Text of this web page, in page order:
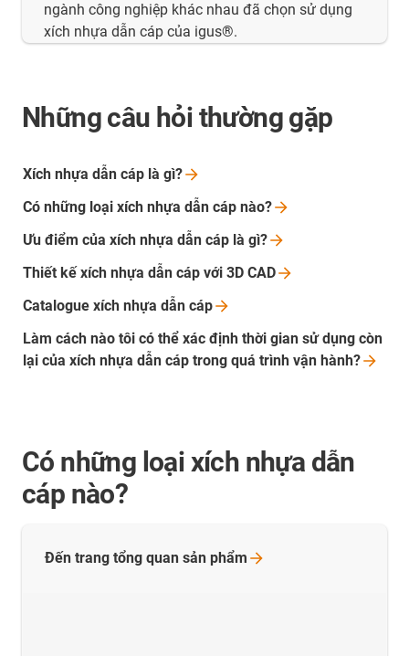
ngành công nghiệp khác nhau đã chọn sử dụng
xích nhựa dẫn cáp của igus®.
Những câu hỏi thường gặp
Xích nhựa dẫn cáp là gì?
Có những loại xích nhựa dẫn cáp nào?
Ưu điểm của xích nhựa dẫn cáp là gì?
Thiết kế xích nhựa dẫn cáp với 3D CAD
Catalogue xích nhựa dẫn cáp
Làm cách nào tôi có thể xác định thời gian sử dụng còn
lại của xích nhựa dẫn cáp trong quá trình vận hành?
Có những loại xích nhựa dẫn
cáp nào?
Đến trang tổng quan sản phẩm